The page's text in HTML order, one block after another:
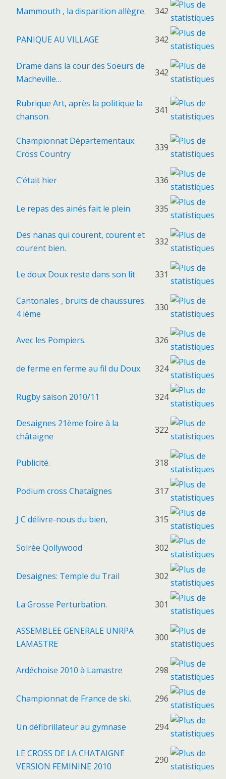
Mammouth , la disparition allègre. 342
PANIQUE AU VILLAGE 342
Drame dans la cour des Soeurs de
Macheville…
342
Rubrique Art, après la politique la
chanson.
341
Championnat Départementaux
Cross Country
339
C’était hier 336
Le repas des ainés fait le plein. 335
Des nanas qui courent, courent et
courent bien.
332
Le doux Doux reste dans son lit 331
Cantonales , bruits de chaussures.
4 ième
330
Avec les Pompiers. 326
de ferme en ferme au fil du Doux. 324
Rugby saison 2010/11 324
Desaignes 21ème foire à la
châtaigne
322
Publicité. 318
Podium cross Chataîgnes 317
J C délivre-nous du bien, 315
Soirée Qollywood 302
Desaignes: Temple du Trail 302
La Grosse Perturbation. 301
ASSEMBLEE GENERALE UNRPA
LAMASTRE
300
Ardéchoise 2010 à Lamastre 298
Championnat de France de ski. 296
Un défibrillateur au gymnase 294
LE CROSS DE LA CHATAIGNE
VERSION FEMININE 2010
290